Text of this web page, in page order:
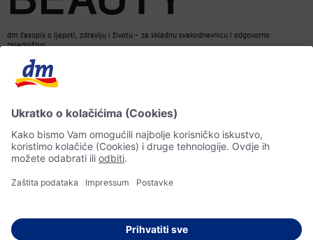
dm časopis o ljepoti, zdravlju i životu – za skladnu svakodnevnicu i odgovorno
zajedništvo.